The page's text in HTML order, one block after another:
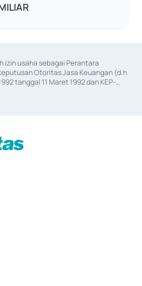
izin usaha sebagai Perantara
Otoritas Jasa Keuangan (d.h
tanggal 11 Maret 1992 dan KEP-
izin usaha sebagai Penjamin Emisi
Jasa Keuangan Nomor KEP-
Jasa Keuangan Nomor S-
dan beberapa izin usaha lainnya
izinnya diterbitkan pada tahun 2017
sebagai Lembaga Pendukung
dan Penyelesaian Transaksi
diterbitkan pada tahun 2018.